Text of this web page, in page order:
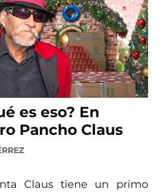
es eso? En
Pancho Claus
Claus tiene un primo